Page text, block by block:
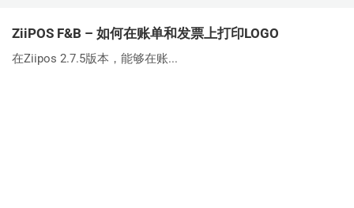
ZiiPOS F&B – 如何在账单和发票上打印LOGO
在Ziipos 2.7.5版本，能够在账...